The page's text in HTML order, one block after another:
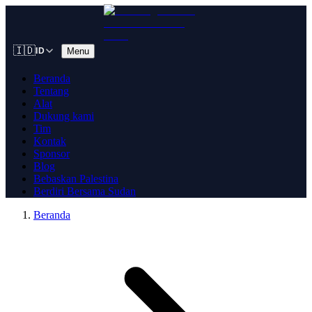
🇮🇩 ID Menu
Beranda
Tentang
Alat
Dukung kami
Tim
Kontak
Sponsor
Blog
Bebaskan Palestina
Berdiri Bersama Sudan
Beranda